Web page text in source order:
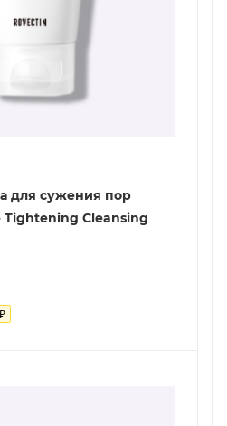
для сужения пор
Tightening Cleansing
₽